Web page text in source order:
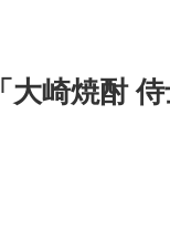
崎焼酎 侍